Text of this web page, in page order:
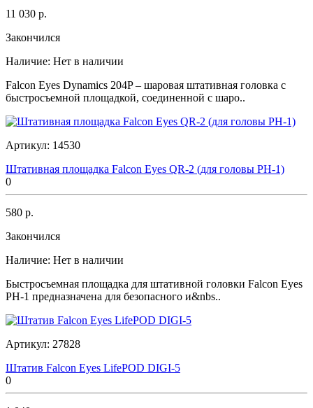
11 030 р.
Закончился
Наличие: Нет в наличии
Falcon Eyes Dynamics 204P – шаровая штативная головка с
быстросъемной площадкой, соединенной с шаро..
Артикул: 14530
Штативная площадка Falcon Eyes QR-2 (для головы PH-1)
0
580 р.
Закончился
Наличие: Нет в наличии
Быстросъемная площадка для штативной головки Falcon Eyes
PH-1 предназначена для безопасного и&nbs..
Артикул: 27828
Штатив Falcon Eyes LifePOD DIGI-5
0